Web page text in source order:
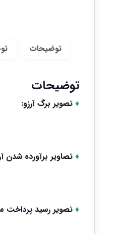
توضیحات
توضیحات
♦ تصویر برگ آرزو:
♦ تصاویر برآورده شدن
♦تصویر رسید پرداخت